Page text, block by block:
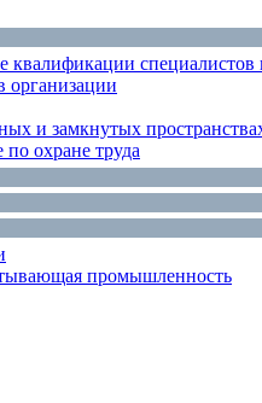
специалистов
организации
и замкнутых
охране труда
промышленность